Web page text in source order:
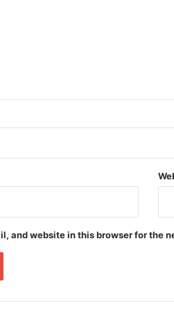
and website in this browser for the